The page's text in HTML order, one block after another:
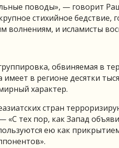
поводы», — говорит
стихийное
волнениям, и исламисты
обвиняемая в
имеет в регионе десятки
характер.
стран
«С тех пор, как Запад
ею как